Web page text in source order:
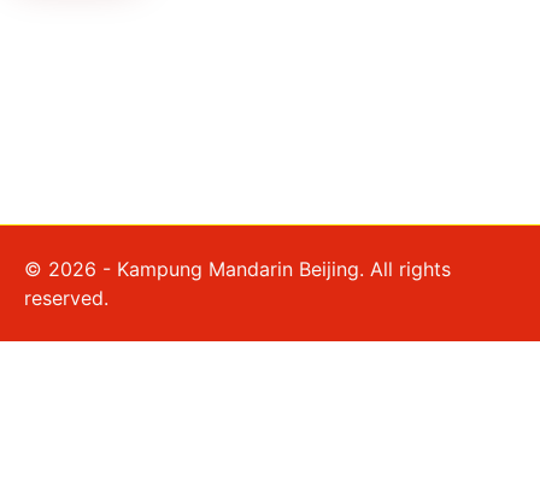
© 2026 - Kampung Mandarin Beijing. All rights
reserved.